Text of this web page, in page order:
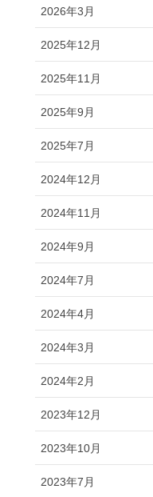
2026年3月
2025年12月
2025年11月
2025年9月
2025年7月
2024年12月
2024年11月
2024年9月
2024年7月
2024年4月
2024年3月
2024年2月
2023年12月
2023年10月
2023年7月